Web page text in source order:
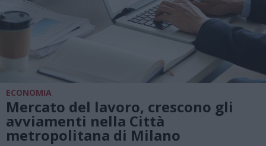
ECONOMIA
Mercato del lavoro, crescono gli
avviamenti nella Città
metropolitana di Milano